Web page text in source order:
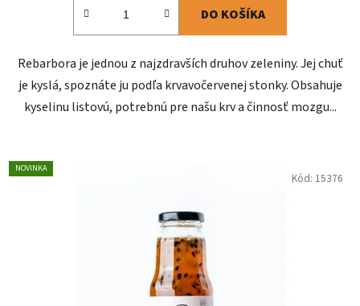
DO KOŠÍKA
Rebarbora je jednou z najzdravších druhov zeleniny. Jej chuť
je kyslá, spoznáte ju podľa krvavočervenej stonky. Obsahuje
kyselinu listovú, potrebnú pre našu krv a činnosť mozgu...
NOVINKA
Kód: 15376